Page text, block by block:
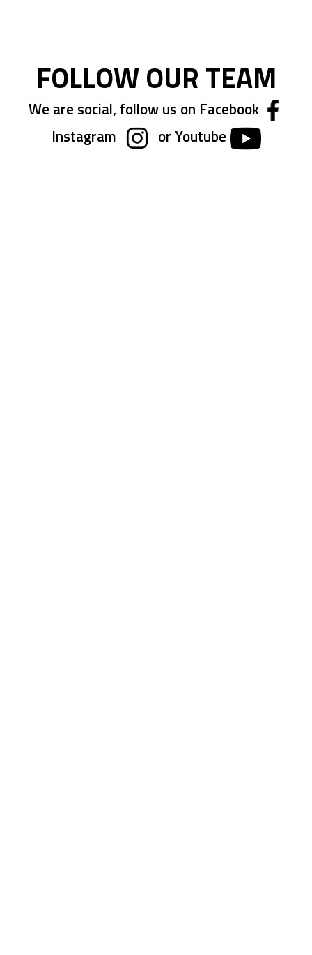
FOLLOW OUR TEAM
We are social, follow us on Facebook
Instagram
or Youtube